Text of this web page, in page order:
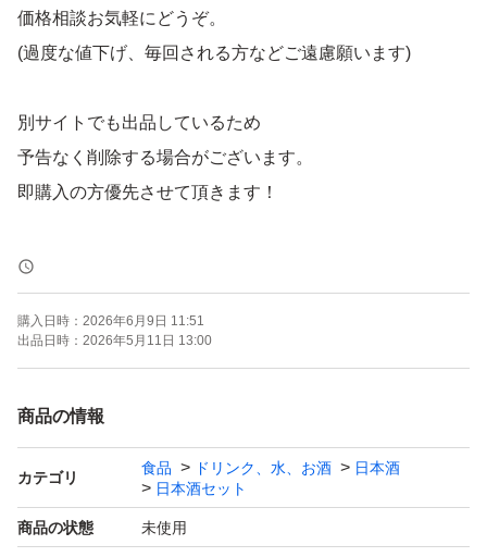
価格相談お気軽にどうぞ。
(過度な値下げ、毎回される方などご遠慮願います)
別サイトでも出品しているため
予告なく削除する場合がございます。
即購入の方優先させて頂きます！
トラブル防止の為、返品、返金はお断りします。
よろしくお願いします！！
ておりません。ご了承ください。
・購入意思のない価格相談はお辞めください。
・20歳未満の方には販売しません。
購入日時： 2026年6月9日 11:51
出品日時： 2026年5月11日 13:00
商品の情報
カテゴリ
食品 ドリンク、水、お酒
日本酒
日本酒セット
商品の状態 未使用